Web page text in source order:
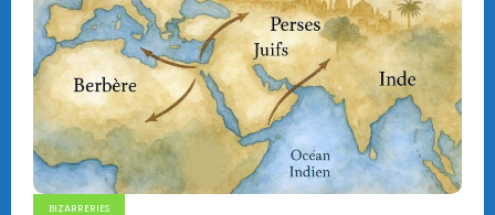
BIZARRERIES